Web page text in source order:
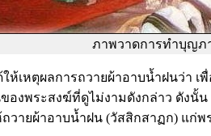
ภาพวาดการทำบุญภ
ห้เหตุผลการถวายผ้าอาบน้ำฝนว่า เ
องพระสงฆ์ที่ดูไม่งามดังกล่าว ดังนั้
วายผ้าอาบน้ำฝน (วัสสิกสาฏก) แก่พ